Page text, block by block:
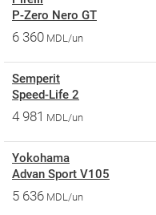
P-Zero Nero GT
6 360 MDL/un
Semperit
Speed-Life 2
4 981 MDL/un
Yokohama
Advan Sport V105
5 636 MDL/un